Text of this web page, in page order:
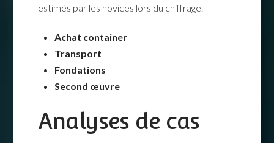
estimés par les novices lors du chiffrage.
Achat container
Transport
Fondations
Second œuvre
Analyses de cas